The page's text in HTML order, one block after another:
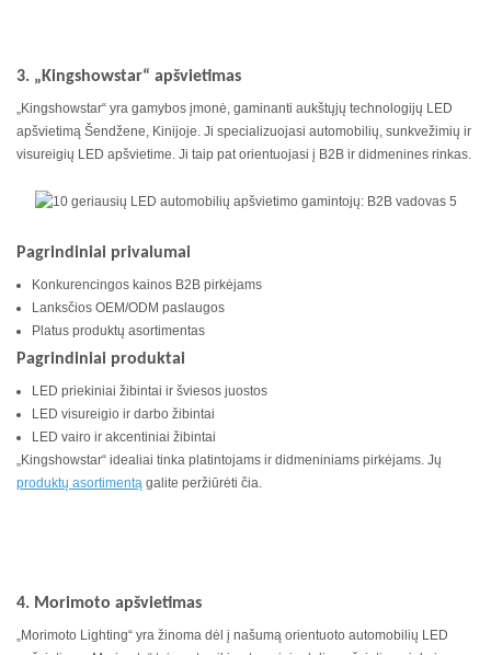
3. „Kingshowstar“ apšvietimas
„Kingshowstar“ yra gamybos įmonė, gaminanti aukštųjų technologijų LED
apšvietimą Šendžene, Kinijoje. Ji specializuojasi automobilių, sunkvežimių ir
visureigių LED apšvietime. Ji taip pat orientuojasi į B2B ir didmenines rinkas.
Pagrindiniai privalumai
Konkurencingos kainos B2B pirkėjams
Lanksčios OEM/ODM paslaugos
Platus produktų asortimentas
Pagrindiniai produktai
LED priekiniai žibintai ir šviesos juostos
LED visureigio ir darbo žibintai
LED vairo ir akcentiniai žibintai
„Kingshowstar“ idealiai tinka platintojams ir didmeniniams pirkėjams. Jų
produktų asortimentą galite peržiūrėti čia.
4. Morimoto apšvietimas
„Morimoto Lighting“ yra žinoma dėl į našumą orientuoto automobilių LED